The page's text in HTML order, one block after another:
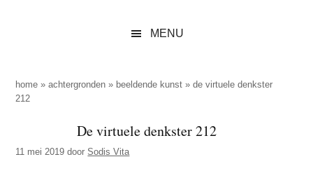
p
d
z
i
n
n
MENU
home »achtergronden » beeldende kunst »de virtuele denkster
212
De virtuele denkster 212
11 mei 2019 doorSodis Vita